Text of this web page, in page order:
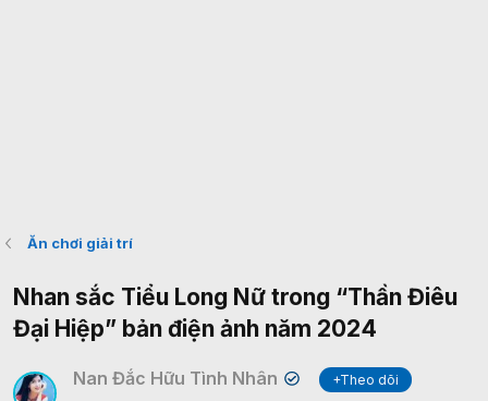
Ăn chơi giải trí
Nhan sắc Tiểu Long Nữ trong “Thần Điêu
Đại Hiệp” bản điện ảnh năm 2024
Nan Đắc Hữu Tình Nhân ✔
+Theo dõi